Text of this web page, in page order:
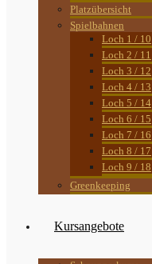
Platzübersicht
Spielbahnen
Loch 1 / 10
Loch 2 / 11
Loch 3 / 12
Loch 4 / 13
Loch 5 / 14
Loch 6 / 15
Loch 7 / 16
Loch 8 / 17
Loch 9 / 18
Greenkeeping
Kursangebote